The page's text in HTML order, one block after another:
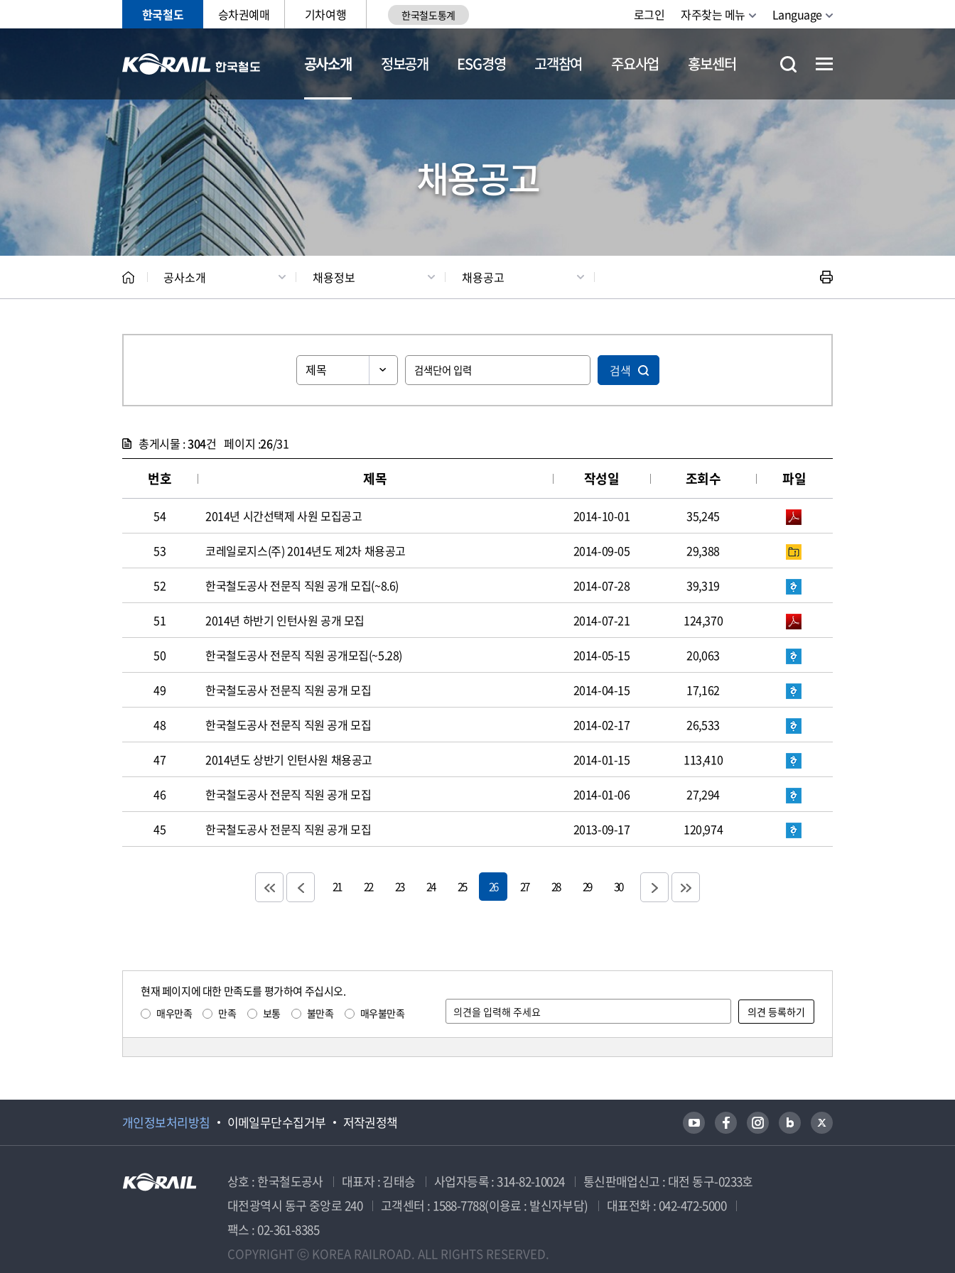
한국철도 승차권예매 기차여행 한국철도통계 로그인 자주찾는 메뉴 Language
공사소개
CEO 일반현황 채용정보
정보공개 ESG경영 고객참여 주요사업 홍보센터
채용공고
공사소개 채용정보 채용공고
검색
총게시물 :304건 페이지 :26/31
번호 제목 작성일 조회수 파일
54 2014년 시간선택제 사원 모집공고 2014-10-01 35,245
53 코레일로지스(주) 2014년도 제2차 채용공고 2014-09-05 29,388
52 한국철도공사 전문직 직원 공개 모집(~8.6) 2014-07-28 39,319
51 2014년 하반기 인턴사원 공개 모집 2014-07-21 124,370
50 한국철도공사 전문직 직원 공개모집(~5.28) 2014-05-15 20,063
49 한국철도공사 전문직 직원 공개 모집 2014-04-15 17,162
48 한국철도공사 전문직 직원 공개 모집 2014-02-17 26,533
47 2014년도 상반기 인턴사원 채용공고 2014-01-15 113,410
46 한국철도공사 전문직 직원 공개 모집 2014-01-06 27,294
45 한국철도공사 전문직 직원 공개 모집 2013-09-17 120,974
21 22 23 24 25 26 27 28 29 30
현재 페이지에 대한 만족도를 평가하여 주십시오.
매우만족 만족 보통 불만족 매우불만족
개인정보처리방침 이메일무단수집거부 저작권정책
상호 : 한국철도공사 대표자 : 김태승 사업자등록 : 314-82-10024
통신판매업신고 : 대전 동구-0233호
대전광역시 동구 중앙로 240
고객센터 : 1588-7788(이용료 : 발신자부담)
대표전화 : 042-472-5000
팩스 : 02-361-8385
COPYRIGHT ⓒ KOREA RAILROAD. ALL RIGHTS RESERVED.